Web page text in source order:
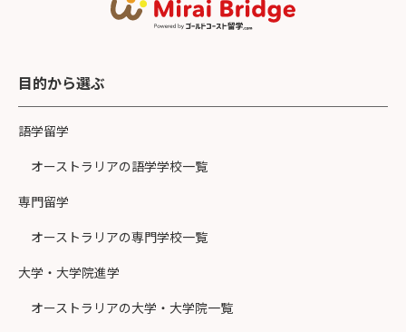
目的から選ぶ
語学留学
オーストラリアの語学学校一覧
専門留学
オーストラリアの専門学校一覧
大学・大学院進学
オーストラリアの大学・大学院一覧